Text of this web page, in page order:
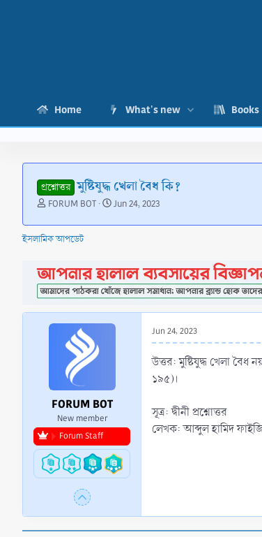
Home What's new Books
প্রশ্নোত্তর মুষ্টিযুদ্ধ খেলা বৈধ কি?
T
r
e
d
s
t
a
r
FORUM BOT
S
a
d
a
t
e
Jun 24, 2023
ইসলামিক আপডেট
FORUM BOT
New member
Forum Staff
Jun 24, 2023
উত্তর: মুষ্টিযুদ্ধ খেলা
১৯৫)।
সূত্র: দ্বীনী প্রশ্নোত্তর
লেখক: আব্দুল হামিদ